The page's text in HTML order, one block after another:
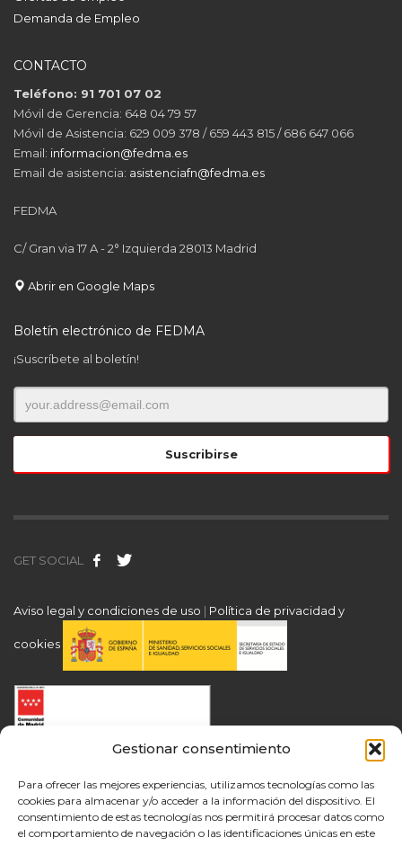
Gestionar consentimiento
Para ofrecer las mejores experiencias, utilizamos tecnologías como las
cookies para almacenar y/o acceder a la información del dispositivo. El
consentimiento de estas tecnologías nos permitirá procesar datos como
el comportamiento de navegación o las identificaciones únicas en este
Demanda de Empleo
CONTACTO
Teléfono: 91 701 07 02
Móvil de Gerencia: 648 04 79 57
Móvil de Asistencia: 629 009 378 / 659 443 815 / 686 647 066
Email: informacion@fedma.es
Email de asistencia: asistenciafn@fedma.es
FEDMA
C/ Gran via 17 A - 2° Izquierda 28013 Madrid
Abrir en Google Maps
Boletín electrónico de FEDMA
¡Suscríbete al boletín!
GET SOCIAL
Aviso legal y condiciones de uso | Política de privacidad y
cookies